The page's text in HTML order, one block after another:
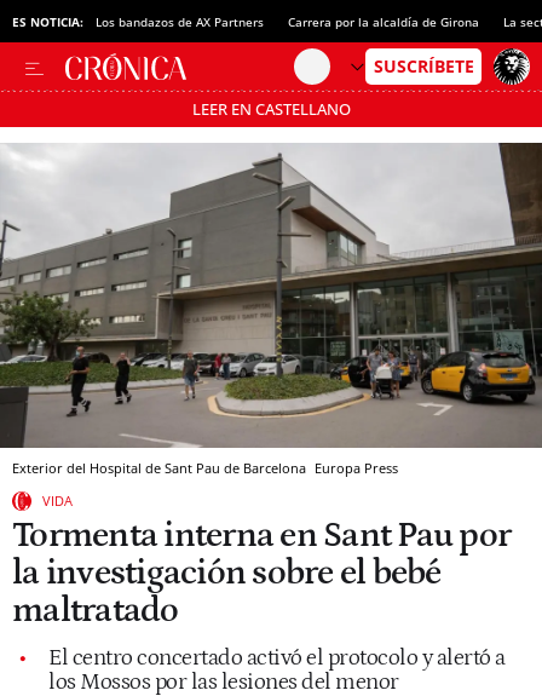
ES NOTICIA: Los bandazos de AX Partners Carrera por la alcaldía de Girona La
LEER EN CASTELLANO
Pásate al MODO AHORRO
Exterior del Hospital de Sant Pau de Barcelona Europa Press
VIDA
Tormenta interna en Sant Pau por
la investigación sobre el bebé
maltratado
El centro concertado activó el protocolo y alertó a
los Mossos por las lesiones del menor